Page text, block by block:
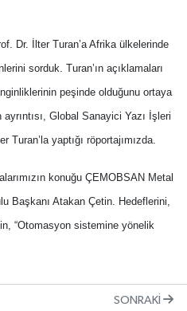
Dr. İlter Turan’a Afrika ülkelerinde
sorduk. Turan’ın açıklamaları
peşinde olduğunu ortaya
Global Sanayici Yazı İşleri
Turan’la yaptığı röportajımızda.
konuğu ÇEMOBSAN Metal
Başkanı Atakan Çetin. Hedeflerini,
“Otomasyon sistemine yönelik
SONRAKI